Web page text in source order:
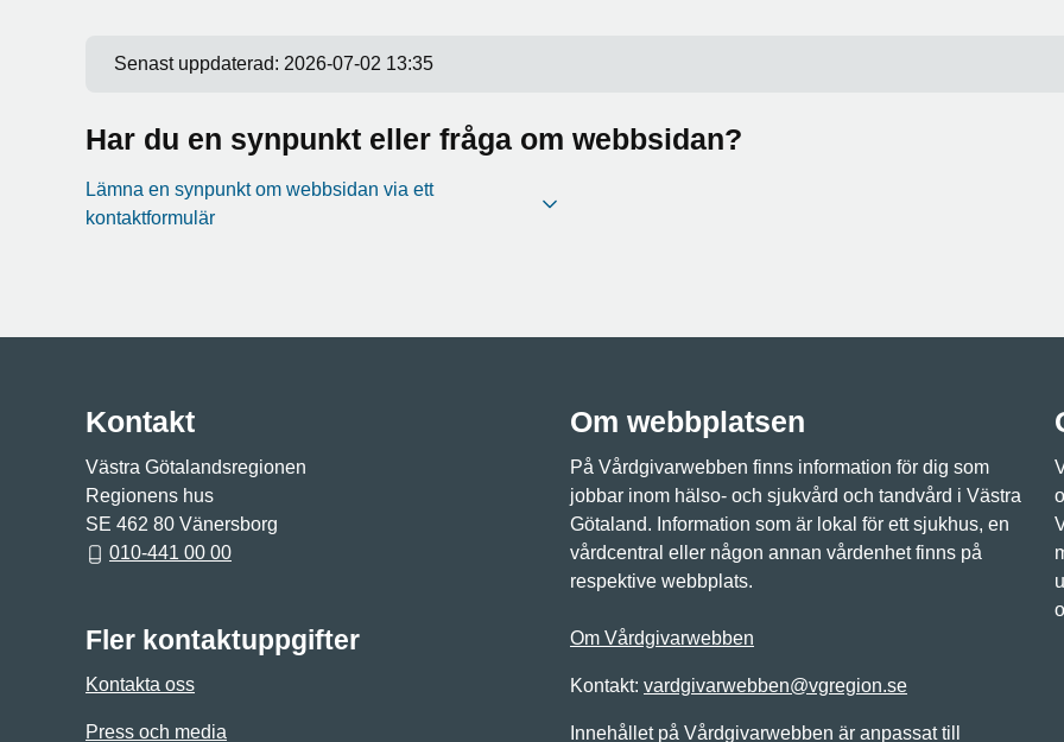
Senast uppdaterad: 2026-07-02 13:35
Har du en synpunkt eller fråga om webbsidan?
Lämna en synpunkt om webbsidan via ett
kontaktformulär
Kontakt
Västra Götalandsregionen
Regionens hus
SE 462 80 Vänersborg
010-441 00 00
Fler kontaktuppgifter
Kontakta oss
Press och media
Om webbplatsen
På Vårdgivarwebben finns information för dig som
jobbar inom hälso- och sjukvård och tandvård i Västra
Götaland. Information som är lokal för ett sjukhus, en
vårdcentral eller någon annan vårdenhet finns på
respektive webbplats.
Om Vårdgivarwebben
Kontakt: vardgivarwebben@vgregion.se
Innehållet på Vårdgivarwebben är anpassat till